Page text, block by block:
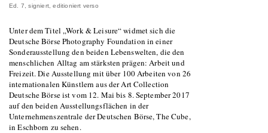
Ed. 7, signiert, editioniert verso
Unter dem Titel „Work & Leisure“ widmet sich die
Deutsche Börse Photography Foundation in einer
Sonderausstellung den beiden Lebenswelten, die den
menschlichen Alltag am stärksten prägen: Arbeit und
Freizeit. Die Ausstellung mit über 100 Arbeiten von 26
internationalen Künstlern aus der Art Collection
Deutsche Börse ist vom 12. Mai bis 8. September 2017
auf den beiden Ausstellungsflächen in der
Unternehmenszentrale der Deutschen Börse, The Cube,
in Eschborn zu sehen.